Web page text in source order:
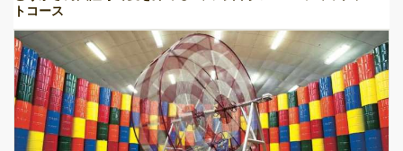
トコース